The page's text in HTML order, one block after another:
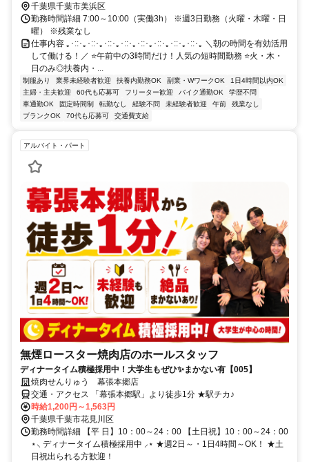
千葉県千葉市美浜区
勤務時間詳細 7:00～10:00（実働3h） ※週3日勤務（火曜・木曜・日
曜） ※残業なし
仕事内容 ｡･::･｡･::･｡･::･｡･::･｡･::･｡･::･｡･::･｡･::･｡ ＼朝の時間を有効活用
して働ける！／ ⭐午前中の3時間だけ！人気の短時間勤務 ⭐火・木・
日のみ◎扶養内・...
制服あり 業界未経験者歓迎 扶養内勤務OK 副業・WワークOK
1日4時間以内OK
主婦・主夫歓迎
60代も応募可 フリーター歓迎 バイク通勤OK
学歴不問
車通勤OK
固定時間制 転勤なし 経験不問 未経験者歓迎 午前
残業なし
ブランクOK
70代も応募可 交通費支給
アルバイト・パート
無煙ロースター焼肉店のホールスタッフ
ディナータイム積極採用中！大学生もぜひ✨まかない有【005】
焼肉せんりゅう 幕張本郷店
交通・アクセス 「幕張本郷駅」より徒歩1分 ★駅チカ♪
時給1,200円～1,563円
千葉県千葉市花見川区
勤務時間詳細 【平 日】10：00～24：00 【土日祝】10：00～24：00
⋆⸜ ディナータイム積極採用中 ⸝⋆ ★週2日～・1日4時間～OK！ ★土
日祝出られる方歓迎！